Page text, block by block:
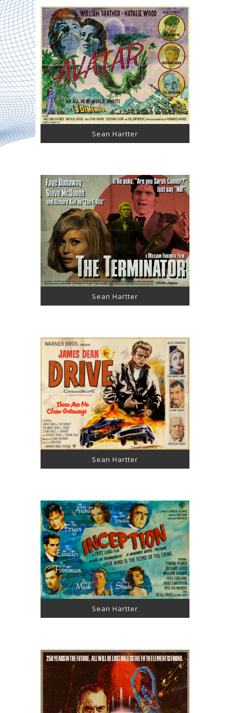
Sean Hartter
Sean Hartter
Sean Hartter
Sean Hartter